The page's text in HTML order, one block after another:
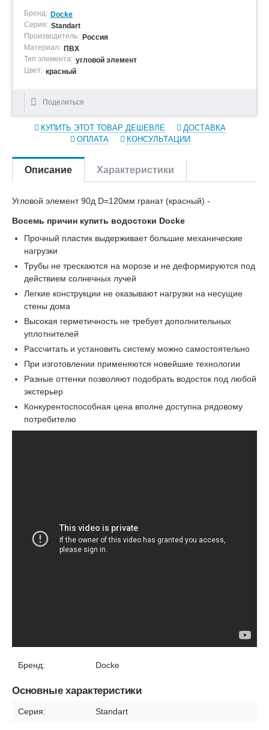
Бренд: Docke
Серия: Standart
Производитель: Россия
Материал: ПВХ
Тип элемента: угловой элемент
Цвет: красный
Поделиться
КУПИТЬ ЭТОТ ТОВАР ДЕШЕВЛЕ
ДОСТАВКА
ОПЛАТА
КОНСУЛЬТАЦИИ
Описание Характеристики
Угловой элемент 90д D=120мм гранат (красный) -
Восемь причин купить водостоки Docke
Прочный пластик выдерживает большие механические
нагрузки
Трубы не трескаются на морозе и не деформируются под
действием солнечных лучей
Легкие конструкции не оказывают нагрузки на несущие
стены дома
Высокая герметичность не требует дополнительных
уплотнителей
Рассчитать и установить систему можно самостоятельно
При изготовлении применяются новейшие технологии
Разные оттенки позволяют подобрать водосток под любой
экстерьер
Конкурентоспособная цена вполне доступна рядовому
потребителю
Бренд: Docke
Основные характеристики
Серия: Standart